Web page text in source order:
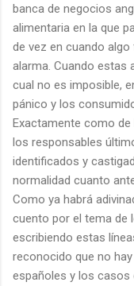
banca de negocios
alimentaria en la que
de vez en cuando
alarma. Cuando estas
cual no es imposible,
pánico y los
Exactamente como
los responsables
identificados y
normalidad cuanto
Como ya habrá
cuento por el tema de
escribiendo estas
reconocido que no
españoles y los casos